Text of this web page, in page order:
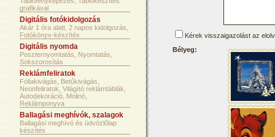
grafikával
Digitális fotókidolgozás
Akár 1 óra alatt, 2 napos kidolgozás,
Fotókönyv-készítés
Digitális nyomda
Poszternyomtatás, Nyomtatás,
Sokszorosítás
Reklámfeliratok
Fóliakivágás, Betűkivágás,
Neonfeliratok, Világító reklámtáblák,
Autodekoráció, Molinó,
Reklámponyva
Ballagási meghívók, szalagok
Ballagási meghívó és üdvözlőlap
készítés
Kérek visszaigazolást az
Bélyeg: